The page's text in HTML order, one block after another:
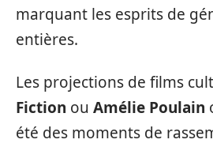
marquant les esprits de
entières.
Les projections de films
Fiction ou Amélie Poulain
été des moments de